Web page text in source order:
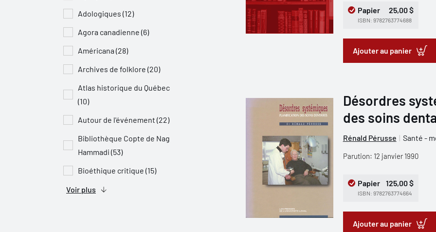
Adologiques (12)
Agora canadienne (6)
Américana (28)
Archives de folklore (20)
Atlas historique du Québec
(10)
Autour de l'événement (22)
Bibliothèque Copte de Nag
Hammadi (53)
Bioéthique critique (15)
Voir plus
Papier 25,00 $
ISBN: 9782763774688
Ajouter au panier
Désordres
des soins
Rénald Pérusse Santé -
Parution: 12 janvier 1990
Papier 125,00 $
ISBN: 9782763774664
Ajouter au panier